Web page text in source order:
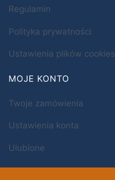
Regulamin
Polityka prywatności
Ustawienia plików cookies
MOJE KONTO
Twoje zamówienia
Ustawienia konta
Ulubione